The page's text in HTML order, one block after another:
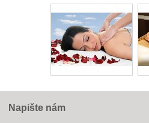
Napište nám